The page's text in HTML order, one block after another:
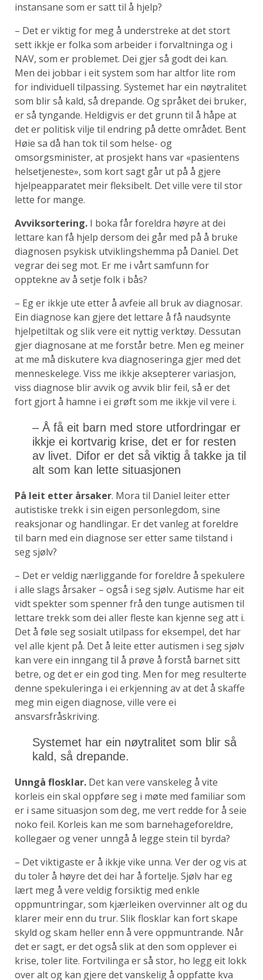
instansane som er satt til å hjelp?
– Det er viktig for meg å understreke at det stort
sett ikkje er folka som arbeider i forvaltninga og i
NAV, som er problemet. Dei gjer så godt dei kan.
Men dei jobbar i eit system som har altfor lite rom
for individuell tilpassing. Systemet har ein nøytralitet
som blir så kald, så drepande. Og språket dei bruker,
er så tyngande. Heldigvis er det grunn til å håpe at
det er politisk vilje til endring på dette området. Bent
Høie sa då han tok til som helse- og
omsorgsminister, at prosjekt hans var «pasientens
helsetjeneste», som kort sagt går ut på å gjere
hjelpeapparatet meir fleksibelt. Det ville vere til stor
lette for mange.
Avviksortering. I boka får foreldra høyre at dei
lettare kan få hjelp dersom dei går med på å bruke
diagnosen psykisk utviklingshemma på Daniel. Det
vegrar dei seg mot. Er me i vårt samfunn for
opptekne av å setje folk i bås?
– Eg er ikkje ute etter å avfeie all bruk av diagnosar.
Ein diagnose kan gjere det lettare å få naudsynte
hjelpetiltak og slik vere eit nyttig verktøy. Dessutan
gjer diagnosane at me forstår betre. Men eg meiner
at me må diskutere kva diagnoseringa gjer med det
menneskelege. Viss me ikkje aksepterer variasjon,
viss diagnose blir avvik og avvik blir feil, så er det
fort gjort å hamne i ei grøft som me ikkje vil vere i.
– Å få eit barn med store utfordringar er
ikkje ei kortvarig krise, det er for resten
av livet. Difor er det så viktig å takke ja til
alt som kan lette situasjonen
På leit etter årsaker. Mora til Daniel leiter etter
autistiske trekk i sin eigen personlegdom, sine
reaksjonar og handlingar. Er det vanleg at foreldre
til barn med ein diagnose ser etter same tilstand i
seg sjølv?
– Det er veldig nærliggande for foreldre å spekulere
i alle slags årsaker – også i seg sjølv. Autisme har eit
vidt spekter som spenner frå den tunge autismen til
lettare trekk som dei aller fleste kan kjenne seg att i.
Det å føle seg sosialt utilpass for eksempel, det har
vel alle kjent på. Det å leite etter autismen i seg sjølv
kan vere ein inngang til å prøve å forstå barnet sitt
betre, og det er ein god ting. Men for meg resulterte
denne spekuleringa i ei erkjenning av at det å skaffe
meg min eigen diagnose, ville vere ei
ansvarsfråskriving.
Systemet har ein nøytralitet som blir så
kald, så drepande.
Unngå flosklar. Det kan vere vanskeleg å vite
korleis ein skal oppføre seg i møte med familiar som
er i same situasjon som deg, me vert redde for å seie
noko feil. Korleis kan me som barnehageforeldre,
kollegaer og vener unngå å legge stein til byrda?
– Det viktigaste er å ikkje vike unna. Ver der og vis at
du toler å høyre det dei har å fortelje. Sjølv har eg
lært meg å vere veldig forsiktig med enkle
oppmuntringar, som kjærleiken overvinner alt og du
klarer meir enn du trur. Slik flosklar kan fort skape
skyld og skam heller enn å vere oppmuntrande. Når
det er sagt, er det også slik at den som opplever ei
krise, toler lite. Fortvilinga er så stor, ho legg eit lokk
over alt og kan gjere det vanskelig å oppfatte kva